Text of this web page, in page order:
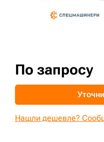
По запросу
Нашли дешевле?
sksale@skdst.ru